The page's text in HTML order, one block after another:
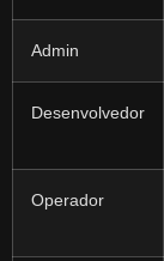
Admin
Desenvolvedor
Operador